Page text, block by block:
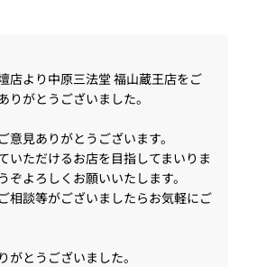
店より中原三法堂 福山蔵王店をご
りがとうございました。
意見ありがとうございます。
いただけるお店を目指してまいりま
ぞよろしくお願いいたします。
相談等がございましたらお気軽にご
がとうございました。